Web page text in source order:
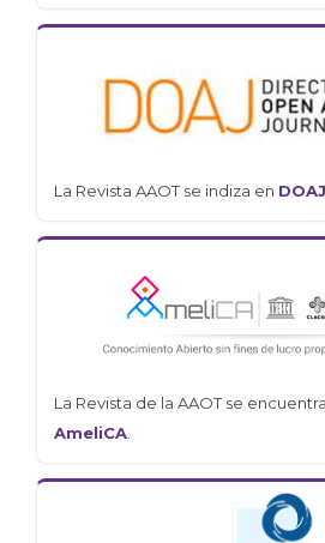
La Revista AAOT se indiza en DOAJ
La Revista de la AAOT se
AmeliCA